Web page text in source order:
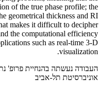
of the true phase profile; the
geometrical thickness and RI
makes it difficult to decipher
the computational efficiency
such as real-time 3-D
visualization.
העבודה נעשתה בהנחיית פרופ'
אוניברסיטת תל-אביב